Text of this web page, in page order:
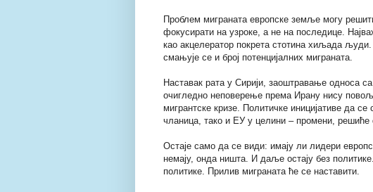
Проблем миграната европске земље могу
фокусирати на узроке, а не на последице.
као акцелератор покрета стотина хиљада
смањује се и број потенцијалних миграната.
Наставак рата у Сирији, заоштравање односа
очигледно неповерење према Ирану нису
мигрантске кризе. Политичке иницијативе да
чланица, тако и ЕУ у целини – промени, решиће
Остаје само да се види: имају ли лидери
немају, онда ништа. И даље остају без
политике. Прилив миграната ће се наставити.